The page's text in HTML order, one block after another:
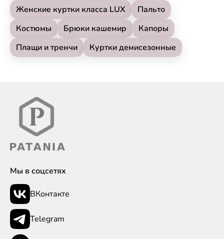
Женские куртки класса LUX
Пальто
Костюмы
Брюки кашемир
Капоры
Плащи и тренчи
Куртки демисезонные
Мы в соцсетях
ВКонтакте
Telegram